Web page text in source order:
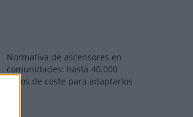
Normativa de ascensores en
comunidades: hasta 40.000
euros de coste para adaptarlos